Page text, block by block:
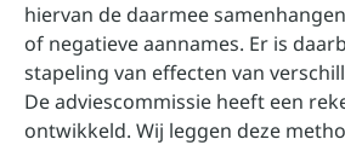
hiervan de daarmee
of negatieve aannames. Er is
stapeling van effecten van
De adviescommissie heeft een
ontwikkeld. Wij leggen deze